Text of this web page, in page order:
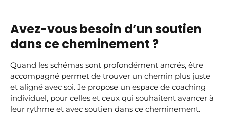
Avez-vous besoin d’un soutien
dans ce cheminement ?
Quand les schémas sont profondément ancrés, être
accompagné permet de trouver un chemin plus juste
et aligné avec soi. Je propose un espace de coaching
individuel, pour celles et ceux qui souhaitent avancer à
leur rythme et avec soutien dans ce cheminement.